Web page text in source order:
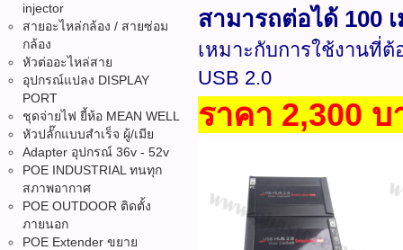
injector
สายอะไหล่กล้อง / สายซ่อม
กล้อง
หัวต่ออะไหล่สาย
อุปกรณ์แปลง DISPLAY
PORT
ชุดจ่ายไฟ ยี้ห้อ MEAN WELL
หัวปลั๊กแบบสำเร็จ ผู้/เมีย
Adapter อุปกรณ์ 36v - 52v
POE INDUSTRIAL ทนทุก
สภาพอากาศ
POE OUTDOOR ติดตั้ง
ภายนอก
POE Extender ขยาย
สามารถต่อได้ 100
เหมาะกับการใช้งานที่ต้
USB 2.0
ราคา 2,300 บ